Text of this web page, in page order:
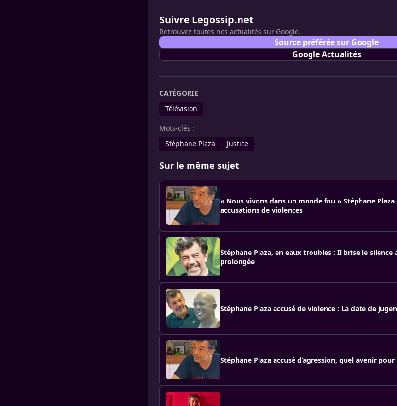
Suivre Legossip.net
Retrouvez toutes nos actualités sur Google.
Source préférée sur Google
Google Actualités
CATÉGORIE
Télévision
Mots-clés :
Stéphane Plaza
Justice
Sur le même sujet
« Nous vivons dans un monde fou » Stéphane
accusations de violences
Stéphane Plaza, en eaux troubles : Il brise le silence
prolongée
Stéphane Plaza accusé de violence : La date de
Stéphane Plaza accusé d’agression, quel avenir